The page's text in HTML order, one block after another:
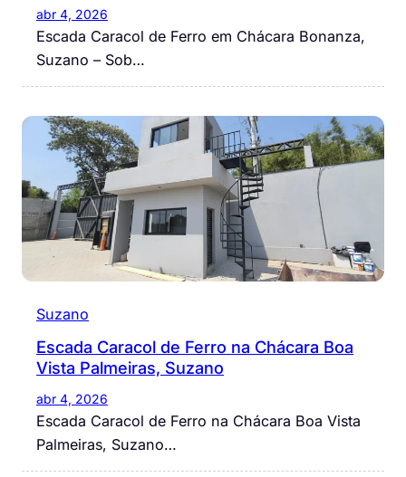
abr 4, 2026
Escada Caracol de Ferro em Chácara Bonanza,
Suzano – Sob…
Suzano
Escada Caracol de Ferro na Chácara Boa
Vista Palmeiras, Suzano
abr 4, 2026
Escada Caracol de Ferro na Chácara Boa Vista
Palmeiras, Suzano…